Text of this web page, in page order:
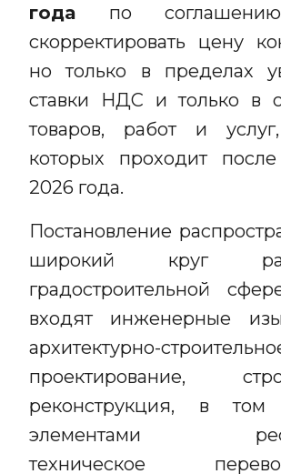
года по
скорректировать цену
но только в пределах
ставки НДС и только в
товаров, работ и
которых проходит
2026 года.
Постановление
широкий круг
градостроительной
входят инженерные
архитектурно-
проектирование,
реконструкция, в
элементами
техническое